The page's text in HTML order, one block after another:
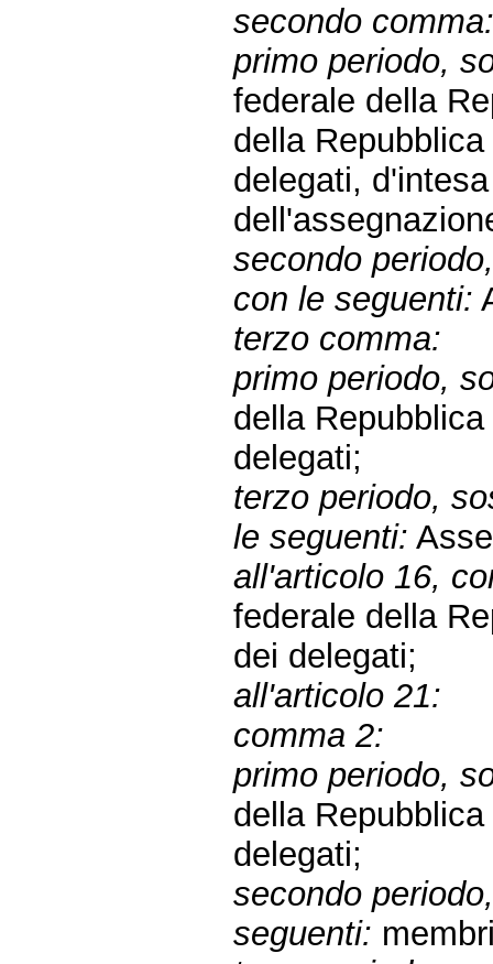
secondo
primo periodo,
federale della
della
delegati,
secondo
con le seguenti:
terzo comma:
primo periodo,
della
delegati;
terzo periodo,
le seguenti:
all'articolo 16,
federale della
dei delegati;
all'articolo 21:
comma 2:
primo periodo,
della
delegati;
secondo
seguenti: